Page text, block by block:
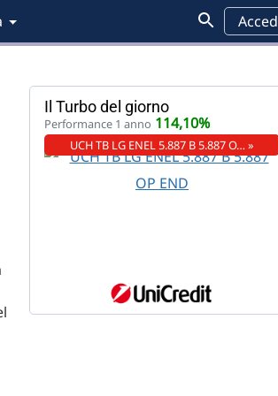
Il Turbo del giorno
Performance 1 anno 114,10%
UCH TB LG ENEL 5.887 B 5.887 O… »